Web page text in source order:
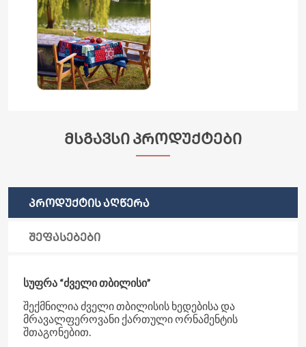
ᲛᲡᲒᲐᲕᲡᲘ ᲞᲠᲝᲓᲣᲥᲢᲔᲑᲘ
ᲞᲠᲝᲓᲣᲥᲢᲘᲡ ᲐᲦᲬᲔᲠᲐ
ᲨᲔᲤᲐᲡᲔᲑᲔᲑᲘ
ᲡᲣᲤᲠᲐ “ᲫᲕᲔᲚᲘ ᲗᲑᲘᲚᲘᲡᲘ”
ᲨᲔᲥᲛᲜᲘᲚᲘᲐ ᲫᲕᲔᲚᲘ ᲗᲑᲘᲚᲘᲡᲘᲡ ᲮᲔᲓᲔᲑᲘᲡᲐ ᲓᲐ
ᲛᲠᲐᲕᲐᲚᲤᲔᲠᲝᲕᲐᲜᲘ ᲥᲐᲠᲗᲣᲚᲘ ᲝᲠᲜᲐᲛᲔᲜᲢᲘᲡ
ᲨᲗᲐᲒᲝᲜᲔᲑᲘᲗ.